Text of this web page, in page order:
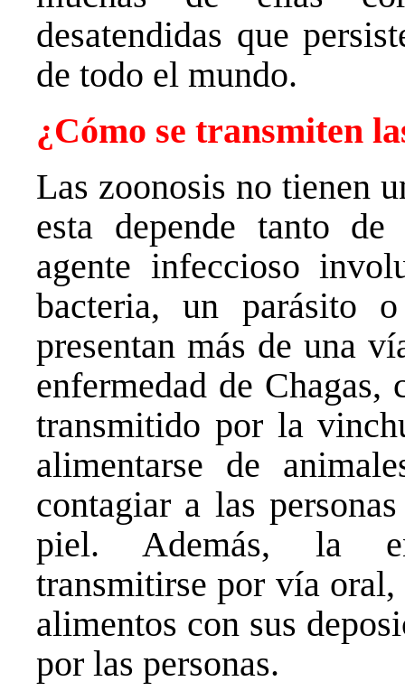
desatendidas que
de todo el mundo.
¿Cómo se transmiten
Las zoonosis no tienen
esta depende tanto
agente infeccioso
bacteria, un parásito
presentan más de una
enfermedad de Chagas,
transmitido por la
alimentarse de
contagiar a las
piel. Además, la
transmitirse por vía
alimentos con sus
por las personas.